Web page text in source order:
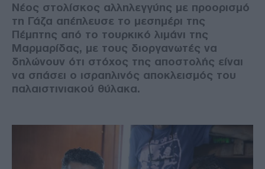
Νέος στολίσκος αλληλεγγύης με προορισμό
τη Γάζα απέπλευσε το μεσημέρι της
Πέμπτης από το τουρκικό λιμάνι της
Μαρμαρίδας, με τους διοργανωτές να
δηλώνουν ότι στόχος της αποστολής είναι
να σπάσει ο ισραηλινός αποκλεισμός του
παλαιστινιακού θύλακα.